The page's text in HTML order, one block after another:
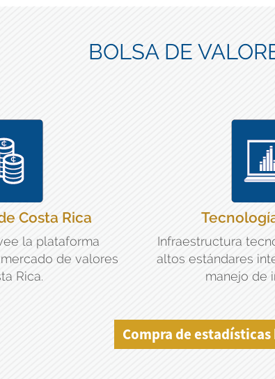
BOLSA DE
Costa Rica
la plataforma
de valores
Rica.
Infraestructura
altos estándares
manejo de
Compra de